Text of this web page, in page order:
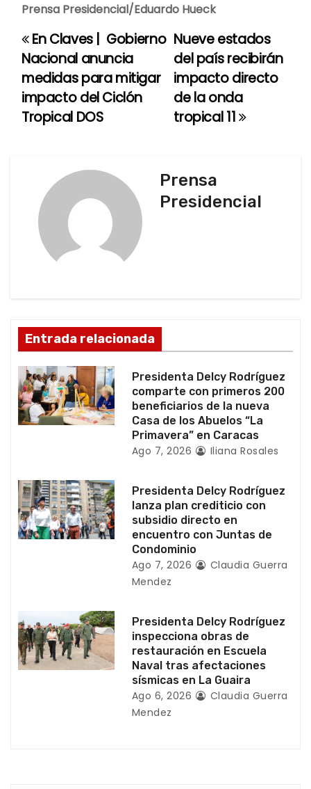
Prensa Presidencial/Eduardo Hueck
N
a
v
d
e
e
n
r
a
d
Nueve estados
del país recibirán
impacto directo
de la onda
tropical 11
En Claves | Gobierno
Nacional anuncia
medidas para mitigar
impacto del Ciclón
Tropical DOS
Prensa
Presidencial
Entrada relacionada
Presidenta Delcy Rodríguez
comparte con primeros 200
beneficiarios de la nueva
Casa de los Abuelos “La
Primavera” en Caracas
Ago 7, 2026 Iliana Rosales
Presidenta Delcy Rodríguez
lanza plan crediticio con
subsidio directo en
encuentro con Juntas de
Condominio
Ago 7, 2026
Claudia Guerra
Mendez
Presidenta Delcy Rodríguez
inspecciona obras de
restauración en Escuela
Naval tras afectaciones
sísmicas en La Guaira
Ago 6, 2026
Claudia Guerra
Mendez